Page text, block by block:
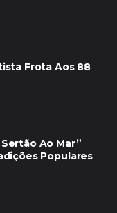
Frota Aos 88
Ao Mar”
Populares